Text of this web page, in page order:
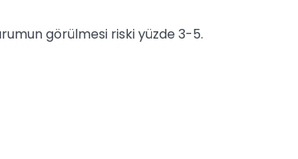
görülmesi riski yüzde 3-5.